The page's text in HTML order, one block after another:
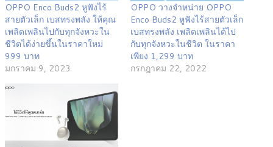
OPPO Enco Buds2 หูฟังไร้
สายตัวเล็ก เบสทรงพลัง ให้คุณ
เพลิดเพลินไปกับทุกจังหวะใน
ชีวิตได้ง่ายขึ้นในราคาใหม่
999 บาท
มกราคม 9, 2023
OPPO วางจำหน่าย OPPO
Enco Buds2 หูฟังไร้สายตัวเล็ก
เบสทรงพลัง เพลิดเพลินได้ไป
กับทุกจังหวะในชีวิต ในราคา
เพียง 1,299 บาท
กรกฎาคม 22, 2022